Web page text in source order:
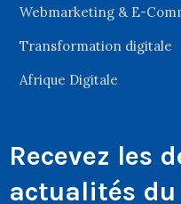
Webmarketing & E-
Transformation digitale
Afrique Digitale
Recevez les
actualités